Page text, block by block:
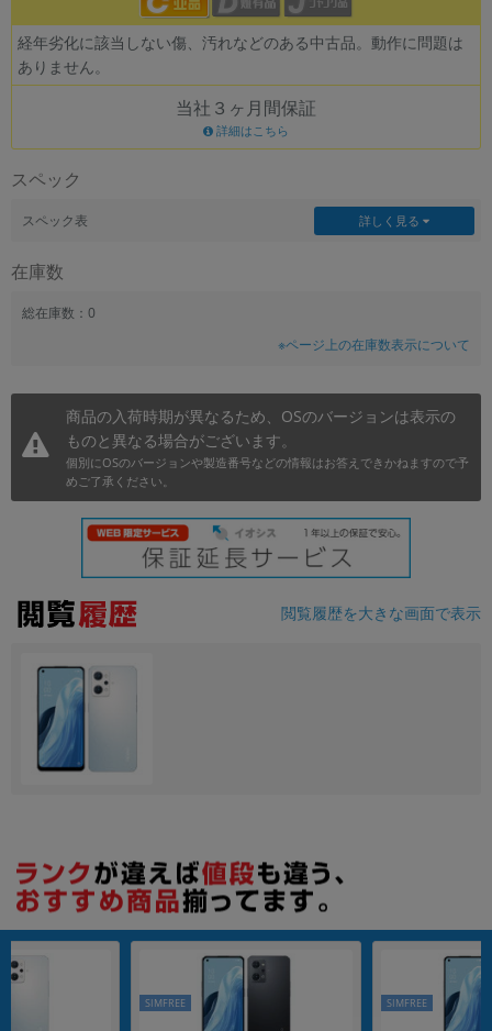
経年劣化に該当しない傷、汚れなどのある中古品。動作に問題は
ありません。
当社３ヶ月間保証
詳細はこちら
スペック
スペック表 詳しく見る
在庫数
総在庫数：0
※ページ上の在庫数表示について
商品の入荷時期が異なるため、OSのバージョンは表示の
ものと異なる場合がございます。
個別にOSのバージョンや製造番号などの情報はお答えできかねますので予
めご了承ください。
閲覧履歴を大きな画面で表示
SIMFREE SIMFREE
メモリ
モニタサイズ
価格
円
発売日
月 から
年 月 まで
各項目のチェックボックスは「or検索」となります。